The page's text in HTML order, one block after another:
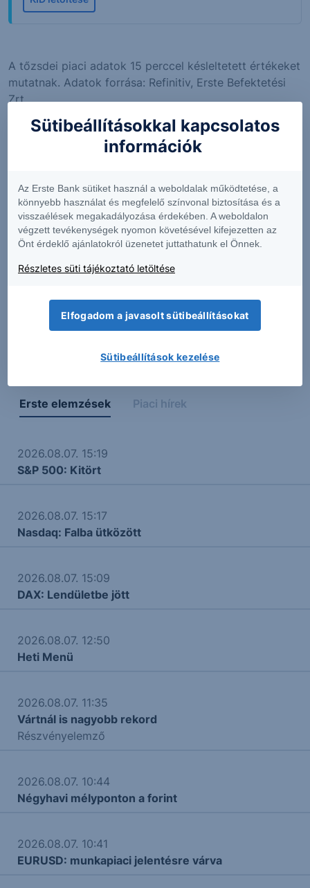
A tőzsdei piaci adatok 15 perccel késleltetett értékeket
mutatnak. Adatok forrása: Refinitiv, Erste Befektetési
Zrt.
Az "Árjegyzői vételi ár" és az "Árjegyzői eladási ár"
értékek megfelelnek a legjobb árjegyzői ajánlatoknak,
és közel valós időben jelennek meg. A napi változás
utolsó árjegyzői vételi árának különbségét mutatják.
Figyelem! Jelen információs oldalon közölt alaptermék
árfolyamok és az ebből számított tőkeáttétel nem
valós idejűek, csak információs céllal kerülnek
legkésőbb az eseményt követő napon kerülnek
A táblázatokban és a grafikonon megjelenő adatok,
adatszolgáltatási, vagy más technikai okokból eredő
Erste elemzések Piaci hírek
2026.08.07. 15:19
S&P 500: Kitört
2026.08.07. 15:17
Nasdaq: Falba ütközött
2026.08.07. 15:09
DAX: Lendületbe jött
2026.08.07. 12:50
Heti Menü
2026.08.07. 11:35
Vártnál is nagyobb rekord
Részvényelemző
2026.08.07. 10:44
Négyhavi mélyponton a forint
2026.08.07. 10:41
EURUSD: munkapiaci jelentésre várva
Sütibeállításokkal kapcsolatos
információk
Az Erste Bank sütiket használ a weboldalak működtetése, a
könnyebb használat és megfelelő színvonal biztosítása és a
visszaélések megakadályozása érdekében. A weboldalon
végzett tevékenységek nyomon követésével kifejezetten az
Önt érdeklő ajánlatokról üzenetet juttathatunk el Önnek.
Részletes süti tájékoztató letöltése
Elfogadom a javasolt sütibeállításokat
Sütibeállítások kezelése